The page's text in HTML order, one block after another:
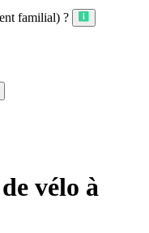
familial) ?
vélo à